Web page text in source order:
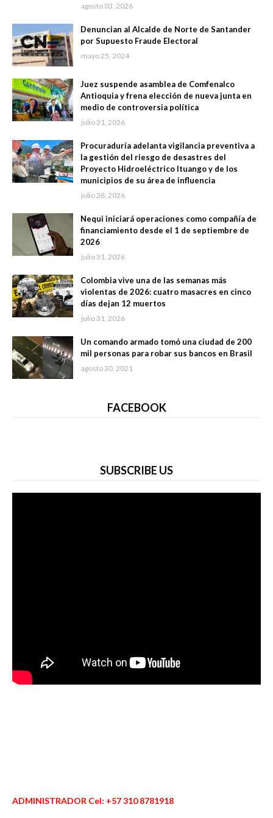
agosto 03, 2026
Denuncian al Alcalde de Norte de Santander
por Supuesto Fraude Electoral
mayo 25, 2024
Juez suspende asamblea de Comfenalco
Antioquia y frena elección de nueva junta en
medio de controversia política
julio 31, 2026
Procuraduría adelanta vigilancia preventiva a
la gestión del riesgo de desastres del
Proyecto Hidroeléctrico Ituango y de los
municipios de su área de influencia
julio 28, 2026
Nequi iniciará operaciones como compañía de
financiamiento desde el 1 de septiembre de
2026
julio 31, 2026
Colombia vive una de las semanas más
violentas de 2026: cuatro masacres en cinco
días dejan 12 muertos
julio 31, 2026
Un comando armado tomó una ciudad de 200
mil personas para robar sus bancos en Brasil
agosto 30, 2021
FACEBOOK
SUBSCRIBE US
ADMINISTRADOR Cel: +57 310 8781918